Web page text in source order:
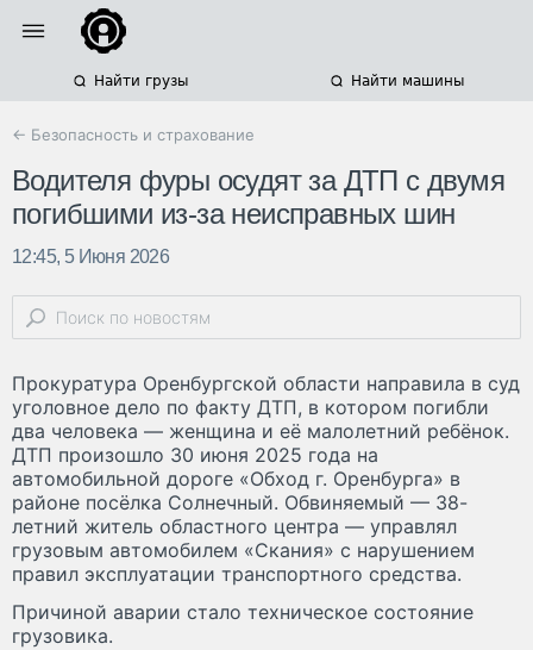
Найти грузы Найти машины
← Безопасность и страхование
Водителя фуры осудят за ДТП с двумя
погибшими из-за неисправных шин
12:45, 5 Июня 2026
Прокуратура Оренбургской области направила в суд
уголовное дело по факту ДТП, в котором погибли
два человека — женщина и её малолетний ребёнок.
ДТП произошло 30 июня 2025 года на
автомобильной дороге «Обход г. Оренбурга» в
районе посёлка Солнечный. Обвиняемый — 38-
летний житель областного центра — управлял
грузовым автомобилем «Скания» с нарушением
правил эксплуатации транспортного средства.
Причиной аварии стало техническое состояние
грузовика.